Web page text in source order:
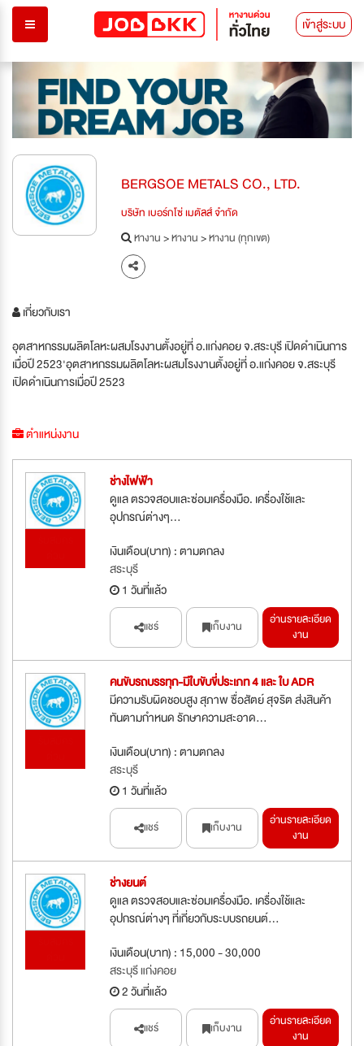
เข้าสู่ระบบ
BERGSOE METALS CO., LTD.
บริษัท เบอร์กโซ่ เมตัลส์ จำกัด
หางาน>หางาน>หางาน (ทุกเขต)
เกี่ยวกับเรา
อุตสาหกรรมผลิตโลหะผสมโรงงานตั้งอยู่ที่ อ.แก่งคอย จ.สระบุรี เปิดดำเนินการ
เมื่อปี 2523'อุตสาหกรรมผลิตโลหะผสมโรงงานตั้งอยู่ที่ อ.แก่งคอย จ.สระบุรี
เปิดดำเนินการเมื่อปี 2523
ตำแหน่งงาน
ช่างไฟฟ้า
ดูแล ตรวจสอบและซ่อมเครื่องมือ. เครื่องใช้และ
อุปกรณ์ต่างๆ...
เงินเดือน(บาท) : ตามตกลง
สระบุรี
1 วันที่แล้ว
แชร์ เก็บงาน
อ่านรายละเอียด
งาน
คนขับรถบรรทุก-มีใบขับขี่ประเภท 4 และ ใบ ADR
มีความรับผิดชอบสูง สุภาพ ซื่อสัตย์ สุจริต ส่งสินค้า
ทันตามกำหนด รักษาความสะอาด...
เงินเดือน(บาท) : ตามตกลง
สระบุรี
1 วันที่แล้ว
แชร์ เก็บงาน
อ่านรายละเอียด
งาน
ช่างยนต์
ดูแล ตรวจสอบและซ่อมเครื่องมือ. เครื่องใช้และ
อุปกรณ์ต่างๆ ที่เกี่ยวกับระบบรถยนต์...
เงินเดือน(บาท) : 15,000 - 30,000
สระบุรี แก่งคอย
2 วันที่แล้ว
แชร์ เก็บงาน
อ่านรายละเอียด
งาน